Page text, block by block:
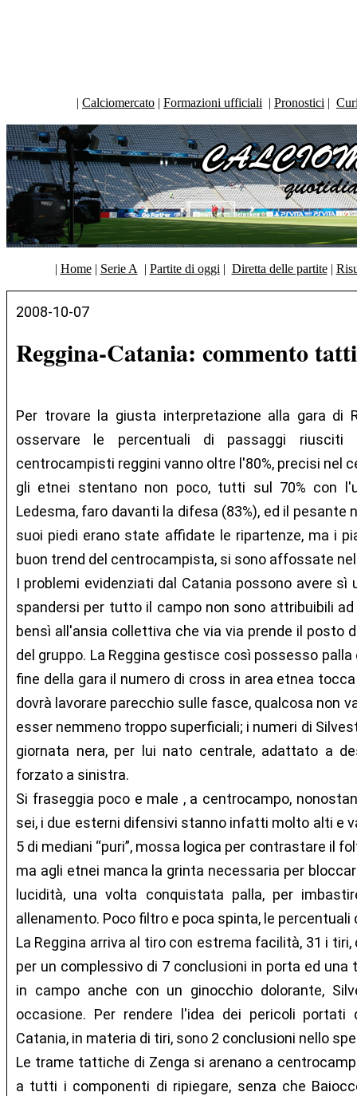
| Calciomercato | Formazioni ufficiali | Pronostici |
| Home| Serie A | Partite di oggi | Diretta delle partite|
2008-10-07
Reggina-Catania: commento
Per trovare la giusta interpretazione alla gara di
osservare le percentuali di passaggi
centrocampisti reggini vanno oltre l'80%, precisi nel
gli etnei stentano non poco, tutti sul 70% con
Ledesma, faro davanti la difesa (83%), ed il pesante
suoi piedi erano state affidate le ripartenze, ma i
buon trend del centrocampista, si sono affossate
I problemi evidenziati dal Catania possono avere sì
spandersi per tutto il campo non sono attribuibili
bensì all'ansia collettiva che via via prende il posto
del gruppo. La Reggina gestisce così possesso
fine della gara il numero di cross in area etnea
dovrà lavorare parecchio sulle fasce, qualcosa non
esser nemmeno troppo superficiali; i numeri di
giornata nera, per lui nato centrale, adattato a
forzato a sinistra.
Si fraseggia poco e male , a centrocampo,
sei, i due esterni difensivi stanno infatti molto alti e
5 di mediani “puri”, mossa logica per contrastare il
ma agli etnei manca la grinta necessaria per
lucidità, una volta conquistata palla, per
allenamento. Poco filtro e poca spinta, le percentuali
La Reggina arriva al tiro con estrema facilità, 31 i tiri,
per un complessivo di 7 conclusioni in porta ed una
in campo anche con un ginocchio dolorante,
occasione. Per rendere l'idea dei pericoli portati
Catania, in materia di tiri, sono 2 conclusioni nello
Le trame tattiche di Zenga si arenano a
a tutti i componenti di ripiegare, senza che